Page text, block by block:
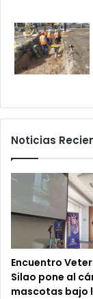
Noticias
Encuentro
Silao pone al
mascotas bajo